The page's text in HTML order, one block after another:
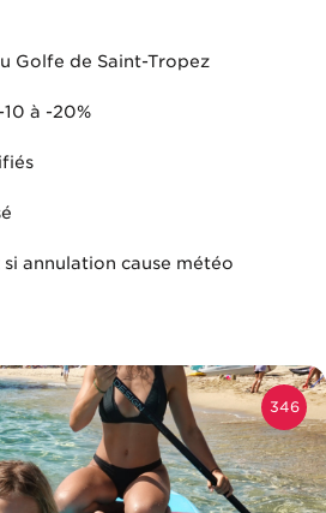
Golfe de Saint-Tropez
à -20%
annulation cause météo
346